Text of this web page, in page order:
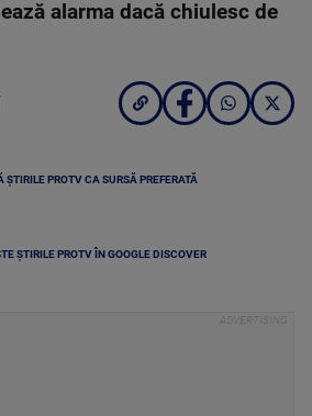
alarma dacă chiulesc de
ȘTIRILE PROTV CA SURSĂ PREFERATĂ
ȘTIRILE PROTV ÎN GOOGLE DISCOVER